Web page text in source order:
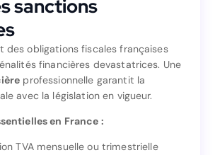
sanctions
des obligations fiscales françaises
financières devastatrices. Une
professionnelle garantit la
avec la législation en vigueur.
en France :
TVA mensuelle ou trimestrielle
ruineuses
des obligations fiscales françaises
financières devastatrices. Une
gestion financière
garantit la
totale avec la législation en vigueur.
Obligations essentielles en France :